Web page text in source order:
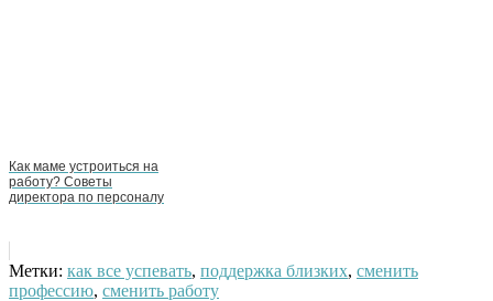
Как маме устроиться на
работу? Советы
директора по персоналу
Метки: как все успевать, поддержка близких, сменить
профессию, сменить работу